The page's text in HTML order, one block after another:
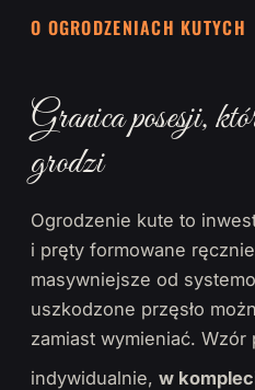
O OGRODZENIACH KUTYCH
Granica posesji,
grodzi
Ogrodzenie kute to
i pręty formowane
masywniejsze od
uszkodzone przęsło
zamiast wymieniać. Wzór
indywidualnie, w